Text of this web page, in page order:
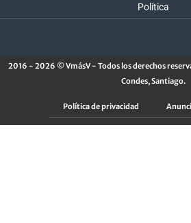
Política
2016 - 2026 © VmásV - Todos los derechos
Condes, Santiago.
Política de privacidad